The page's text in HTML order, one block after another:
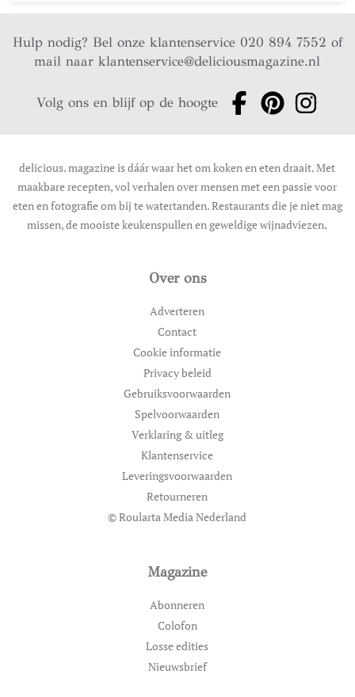
Hulp nodig? Bel onze klantenservice 020 894 7552 of
mail naarklantenservice@deliciousmagazine.nl
Volg ons en blijf op de hoogte
delicious. magazine is dáár waar het om koken en eten draait. Met
maakbare recepten, vol verhalen over mensen met een passie voor
eten en fotografie om bij te watertanden. Restaurants die je niet mag
missen, de mooiste keukenspullen en geweldige wijnadviezen.
Over ons
Adverteren
Contact
Cookie informatie
Privacy beleid
Gebruiksvoorwaarden
Spelvoorwaarden
Verklaring & uitleg
Klantenservice
Leveringsvoorwaarden
Retourneren
© Roularta Media Nederland
Magazine
Abonneren
Colofon
Losse edities
Nieuwsbrief